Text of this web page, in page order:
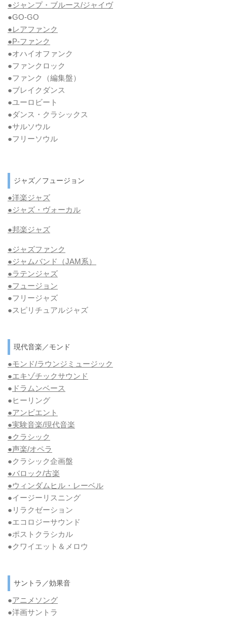
●ジャンプ・ブルース/ジャイヴ
●GO-GO
●レアファンク
●P-ファンク
●オハイオファンク
●ファンクロック
●ファンク
（編集盤）
●ブレイクダンス
●ユーロビート
●ダンス・クラシックス
●サルソウル
●フリーソウル
ジャズ／フュージョン
●洋楽ジャズ
●ジャズ・ヴォーカル
●邦楽ジャズ
●ジャズファンク
●ジャムバンド（JAM系）
●ラテンジャズ
●フュージョン
●フリージャズ
●スピリチュアルジャズ
現代音楽／モンド
●モンド/ラウンジミュージック
●エキゾチックサウンド
● ドラムンベース
●ヒーリング
●アンビエント
●実験音楽/現代音楽
●クラシック
●声楽/オペラ
●クラシック企画盤
●バロック/古楽
●ウィンダムヒル・レーベル
●イージーリスニング
●リラクゼーション
●エコロジーサウンド
●ポストクラシカル
●クワイエット＆メロウ
サントラ／効果音
●アニメソング
●洋画サントラ